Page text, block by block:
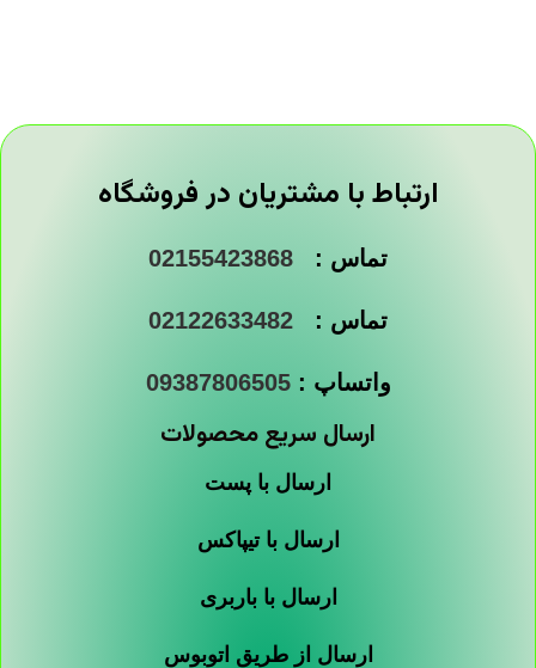
ارتباط با مشتریان در فروشگاه
تماس : 02155423868
تماس : 02122633482
واتساپ :09387806505
ارسال سریع محصولات
ارسال با پست
ارسال با تیپاکس
ارسال با باربری
ارسال از طریق اتوبوس